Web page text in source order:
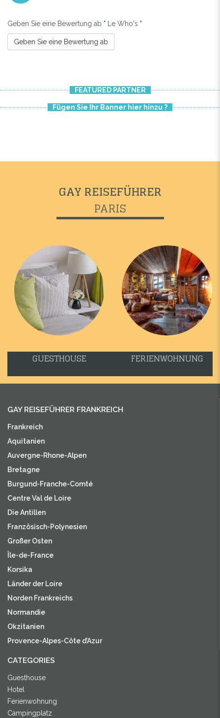
Geben Sie eine Bewertung ab " Le Who's "
Geben Sie eine Bewertung ab
FEATURED PARTNER
Fügen Sie Ihr Banner hier hinzu ?
GAY REISEFÜHRER
PARIS
GUESTHOUSE FERIENWOHNUNG
GAY REISEFÜHRER FRANKREICH
Frankreich
Aquitanien
Auvergne-Rhone-Alpen
Bretagne
Burgund-Franche-Comté
Centre Val de Loire
Die Antillen
Französisch-Polynesien
Großer Osten
Île-de-France
Korsika
Länder der Loire
Norden Frankreichs
Normandie
Okzitanien
Provence-Alpes-Côte d’Azur
CATEGORIES
Guesthouse
Hotel
Ferienwohnung
Campingplatz